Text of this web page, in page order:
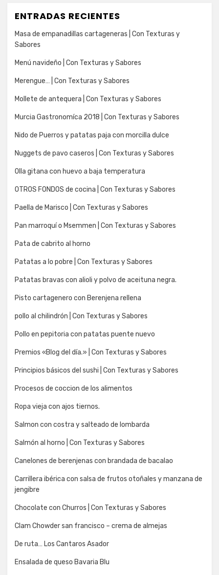
ENTRADAS RECIENTES
Masa de empanadillas cartageneras | Con Texturas y
Sabores
Menú navideño | Con Texturas y Sabores
Merengue… | Con Texturas y Sabores
Mollete de antequera | Con Texturas y Sabores
Murcia Gastronomíca 2018 | Con Texturas y Sabores
Nido de Puerros y patatas paja con morcilla dulce
Nuggets de pavo caseros | Con Texturas y Sabores
Olla gitana con huevo a baja temperatura
OTROS FONDOS de cocina | Con Texturas y Sabores
Paella de Marisco | Con Texturas y Sabores
Pan marroquí o Msemmen | Con Texturas y Sabores
Pata de cabrito al horno
Patatas a lo pobre | Con Texturas y Sabores
Patatas bravas con alioli y polvo de aceituna negra.
Pisto cartagenero con Berenjena rellena
pollo al chilindrón | Con Texturas y Sabores
Pollo en pepitoria con patatas puente nuevo
Premios «Blog del día.» | Con Texturas y Sabores
Principios básicos del sushi | Con Texturas y Sabores
Procesos de coccion de los alimentos
Ropa vieja con ajos tiernos.
Salmon con costra y salteado de lombarda
Salmón al horno | Con Texturas y Sabores
Canelones de berenjenas con brandada de bacalao
Carrillera ibérica con salsa de frutos otoñales y manzana de
jengibre
Chocolate con Churros | Con Texturas y Sabores
Clam Chowder san francisco – crema de almejas
De ruta… Los Cantaros Asador
Ensalada de queso Bavaria Blu